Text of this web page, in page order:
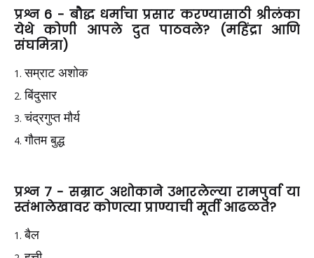
प्रश्न 6 - बौद्ध धर्माचा प्रसार करण्यासाठी श्रीलंका
येथे कोणी आपले दुत पाठवले? (महिंद्रा आणि
संघमित्रा)
सम्राट अशोक
बिंदुसार
चंद्रगुप्त मौर्य
गौतम बुद्ध
प्रश्न 7 -सम्राट अशोकाने उभारलेल्या रामपुर्वा या
स्तंभालेखावर कोणत्या प्राण्याची मूर्ती आढळते?
बैल